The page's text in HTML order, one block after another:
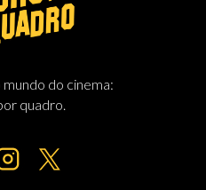
mundo do cinema:
quadro.